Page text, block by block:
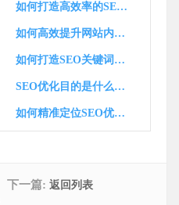
如何打造高效率的SEO专题页面，提升网站排名？
如何高效提升网站内页SEO优化，哪家公司最靠谱？
如何打造SEO关键词优化案例，让网站排名飙升？
SEO优化目的是什么，有何高招？
如何精准定位SEO优化目标，打造高效SEO优化内容？
下一篇: 返回列表